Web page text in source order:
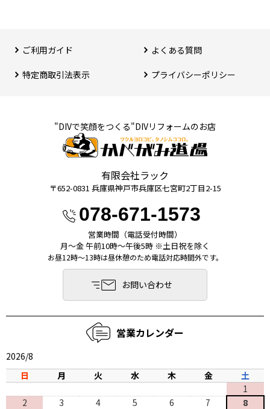
ご利用ガイド よくある質問
特定商取引法表⽰ プライバシーポリシー
"DIVで笑顔をつくる"DIVリフォームのお店
有限会社ラック
〒652-0831 兵庫県神⼾市兵庫区七宮町2丁⽬2-15
078-671-1573
営業時間（電話受付時間）
月〜金 午前10時〜午後5時 ※土日祝を除く
お昼12時～13時は昼休憩のため電話対応時間外です。
お問い合わせ
営業カレンダー
2026/8
日
月 火 水 木 金
土
1
2
3 4 5 6 7
8